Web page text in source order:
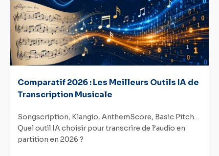
Comparatif 2026 : Les Meilleurs Outils IA de
Transcription Musicale
Songscription, Klangio, AnthemScore, Basic Pitch…
Quel outil IA choisir pour transcrire de l’audio en
partition en 2026 ?